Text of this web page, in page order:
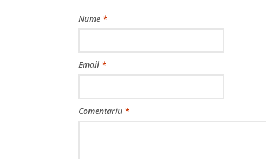
Nume *
Email *
Comentariu *